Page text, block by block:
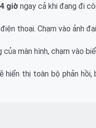
giờ ngay cả khi đang đi
thoại. Chạm vào ảnh
màn hình, chạm vào
hiển thị toàn bộ phản